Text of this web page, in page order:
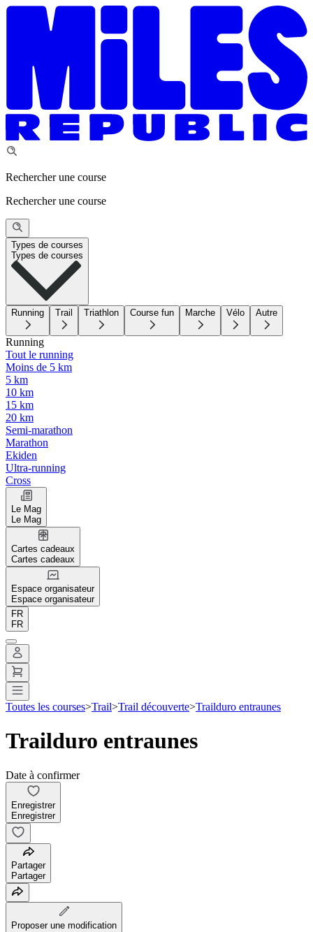
Rechercher une course
Rechercher une course
Types de courses
Types de courses
Running Trail Triathlon Course fun Marche Vélo Autre
Running
Tout le running
Moins de 5 km
5 km
10 km
15 km
20 km
Semi-marathon
Marathon
Ekiden
Ultra-running
Cross
Le Mag
Le Mag
Cartes cadeaux
Cartes cadeaux
Espace organisateur
Espace organisateur
FR
FR
Toutes les courses>Trail>Trail découverte>Trailduro entraunes
Trailduro entraunes
Date à confirmer
Enregistrer
Enregistrer
Partager
Partager
Proposer une modification